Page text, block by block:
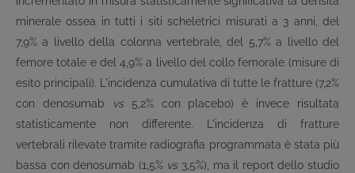
minerale ossea in tutti i siti scheletrici misurati a 3 anni, del
7,9% a livello della colonna vertebrale, del 5,7% a livello del
femore totale e del 4,9% a livello del collo femorale (misure di
esito principali). L'incidenza cumulativa di tutte le fratture (7,2%
con denosumab
vs5,2% con placebo) è invece risultata
statisticamente non differente. L'incidenza di fratture
vertebrali rilevate tramite radiografia programmata è stata più
bassa con denosumab (1,5% vs3,5%), ma il report dello studio